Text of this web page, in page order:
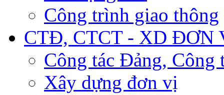
Công trình giao thông
CTĐ, CTCT - XD ĐƠN
Công tác Đảng, Công
Xây dựng đơn vị